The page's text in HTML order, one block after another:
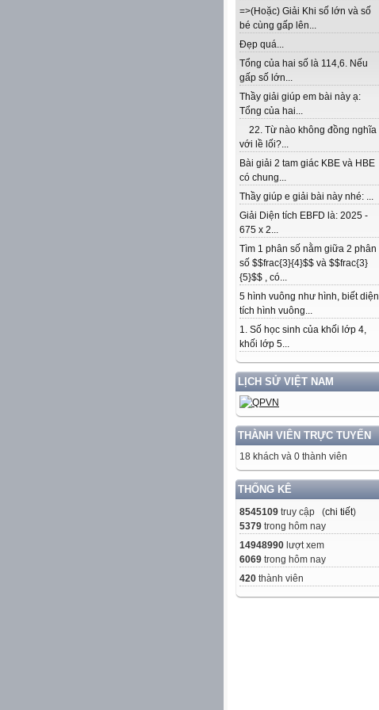
=>(Hoặc) Giải Khi số lớn và số
bé cùng gấp lên...
Đẹp quá...
Tổng của hai số là 114,6. Nếu
gấp số lớn...
Thầy giải giúp em bài này ạ:
Tổng của hai...
22. Từ nào không đồng nghĩa
với lề lối?...
Bài giải 2 tam giác KBE và HBE
có chung...
Thầy giúp e giải bài này nhé: ...
Giải Diện tích EBFD là: 2025 -
675 x 2...
Tìm 1 phân số nằm giữa 2 phân
số $$frac{3}{4}$$ và $$frac{3}
{5}$$ , có...
5 hình vuông như hình, biết diện
tích hình vuông...
1. Số học sinh của khối lớp 4,
khối lớp 5...
LỊCH SỬ VIỆT NAM
THÀNH VIÊN TRỰC TUYẾN
18 khách và 0 thành viên
THỐNG KÊ
8545109 truy cập (chi tiết)
5379 trong hôm nay
14948990 lượt xem
6069 trong hôm nay
420 thành viên